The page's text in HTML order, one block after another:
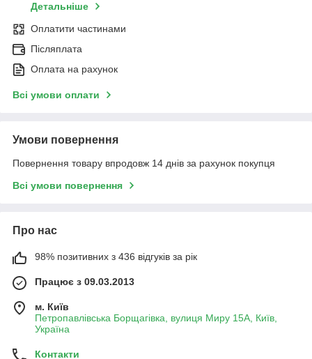
Детальніше
Оплатити частинами
Післяплата
Оплата на рахунок
Всі умови оплати
Умови повернення
Повернення товару впродовж 14 днів за рахунок покупця
Всі умови повернення
Про нас
98% позитивних з 436 відгуків за рік
Працює з 09.03.2013
м. Київ
Петропавлівська Борщагівка, вулиця Миру 15А, Київ,
Україна
Контакти